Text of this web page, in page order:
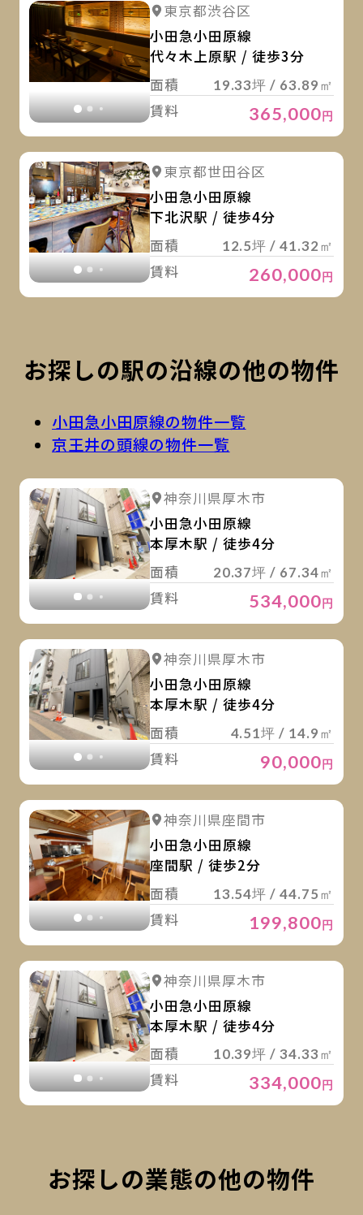
詳細を見る
東京都渋谷区
小田急小田原線
代々木上原駅 / 徒歩3分
面積
19.33坪 / 63.89㎡
賃料 365,000円
詳細を見る
東京都世田谷区
小田急小田原線
下北沢駅 / 徒歩4分
面積
12.5坪 / 41.32㎡
賃料 260,000円
お探しの駅の沿線の他の物件
小田急小田原線の物件一覧
京王井の頭線の物件一覧
詳細を見る
神奈川県厚木市
小田急小田原線
本厚木駅 / 徒歩4分
面積
20.37坪 / 67.34㎡
賃料 534,000円
詳細を見る
神奈川県厚木市
小田急小田原線
本厚木駅 / 徒歩4分
面積
4.51坪 / 14.9㎡
賃料 90,000円
詳細を見る
神奈川県座間市
小田急小田原線
座間駅 / 徒歩2分
面積
13.54坪 / 44.75㎡
賃料 199,800円
詳細を見る
神奈川県厚木市
小田急小田原線
本厚木駅 / 徒歩4分
面積
10.39坪 / 34.33㎡
賃料 334,000円
お探しの業態の他の物件